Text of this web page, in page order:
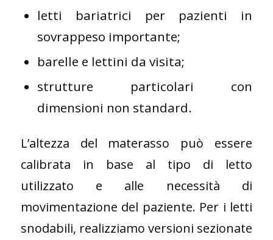
letti bariatrici per pazienti in
sovrappeso importante;
barelle e lettini da visita;
strutture particolari con
dimensioni non standard.
L’altezza del materasso può essere
calibrata in base al tipo di letto
utilizzato e alle necessità di
movimentazione del paziente. Per i letti
snodabili, realizziamo versioni sezionate